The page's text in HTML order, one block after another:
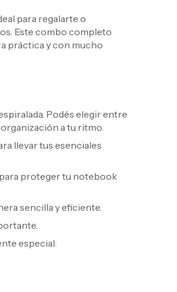
para regalarte o
Este combo completo
práctica y con mucho
Podés elegir entre
a tu ritmo.
llevar tus esenciales
para proteger tu notebook
sencilla y eficiente.
especial.